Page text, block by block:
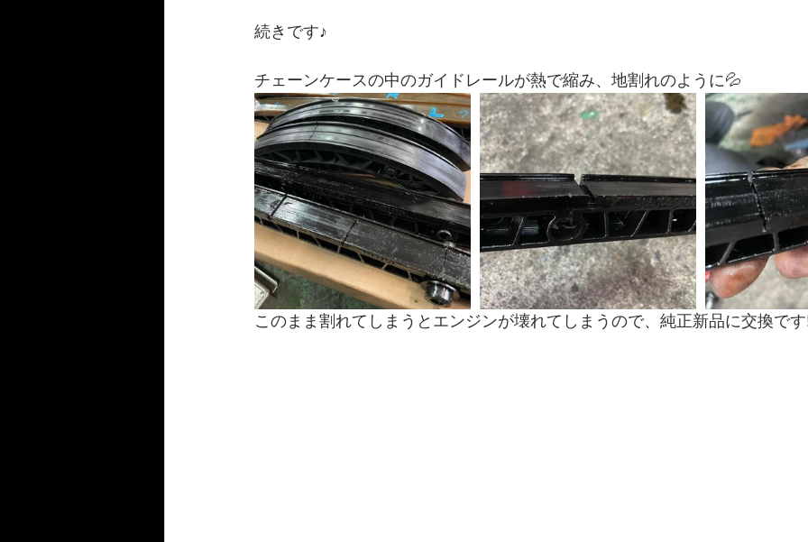
続きです♪
チェーンケースの中のガイドレールが熱で縮み、地割れのように💦
このまま割れてしまうとエンジンが壊れてしまうので、純正新品に交換で